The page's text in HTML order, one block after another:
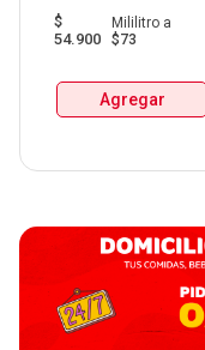
De Manzanares
$
54.900
Mililitroa
$73
Agregar